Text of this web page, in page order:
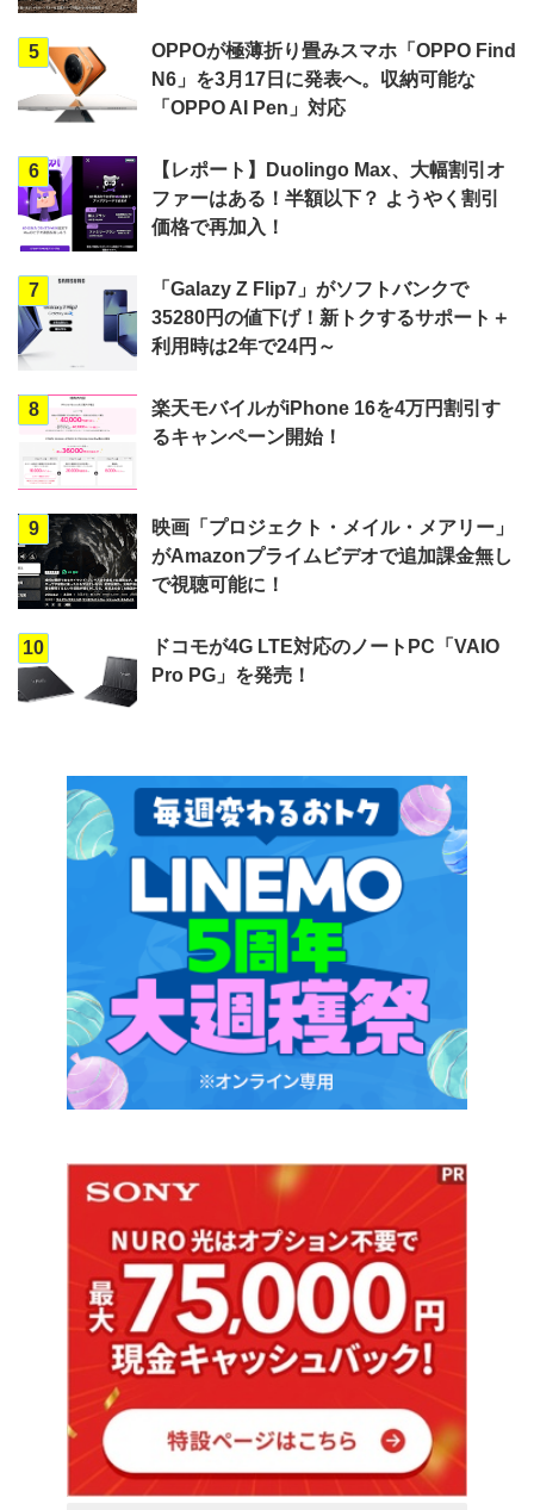
5
OPPOが極薄折り畳みスマホ「OPPO Find
N6」を3月17日に発表へ。収納可能な
「OPPO AI Pen」対応
6
【レポート】Duolingo Max、大幅割引オ
ファーはある！半額以下？ ようやく割引
価格で再加入！
7
「Galazy Z Flip7」がソフトバンクで
35280円の値下げ！新トクするサポート＋
利用時は2年で24円～
8
楽天モバイルがiPhone 16を4万円割引す
るキャンペーン開始！
9
映画「プロジェクト・メイル・メアリー」
がAmazonプライムビデオで追加課金無し
で視聴可能に！
10
ドコモが4G LTE対応のノートPC「VAIO
Pro PG」を発売！